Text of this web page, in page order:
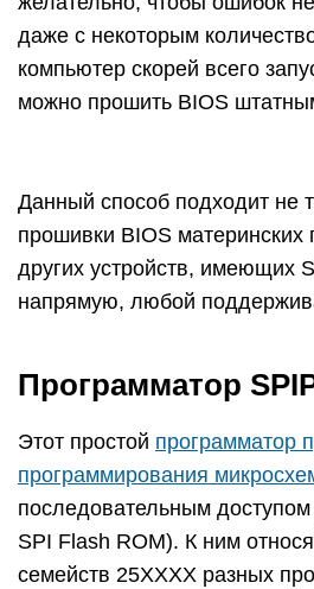
даже с некоторым
компьютер скорей всего
можно прошить BIOS
Данный способ подходит не
прошивки BIOS
других устройств, имеющих
напрямую, любой
Программатор
Этот простой программатор
программирования
последовательным
SPI Flash ROM). К ним
семейств 25ХХХХ разных